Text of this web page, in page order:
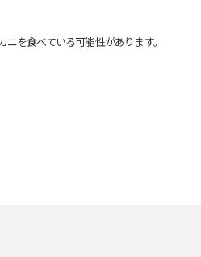
を食べている可能性があります。